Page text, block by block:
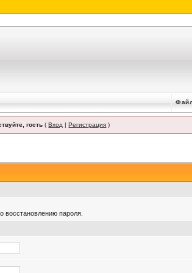
гость (Вход |Регистрация )
восстановлению пароля.